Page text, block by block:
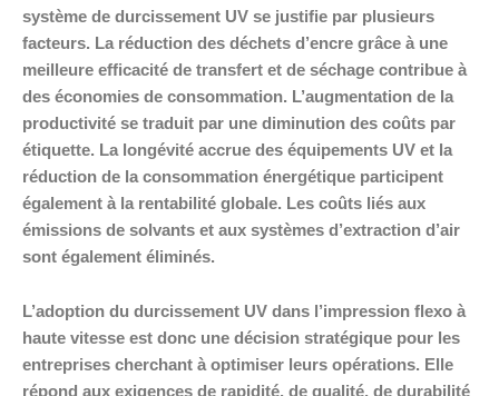
système de durcissement UV se justifie par plusieurs
facteurs. La réduction des déchets d’encre grâce à une
meilleure efficacité de transfert et de séchage contribue à
des économies de consommation. L’augmentation de la
productivité se traduit par une diminution des coûts par
étiquette. La longévité accrue des équipements UV et la
réduction de la consommation énergétique participent
également à la rentabilité globale. Les coûts liés aux
émissions de solvants et aux systèmes d’extraction d’air
sont également éliminés.
L’adoption du durcissement UV dans l’impression flexo à
haute vitesse est donc une décision stratégique pour les
entreprises cherchant à optimiser leurs opérations. Elle
répond aux exigences de rapidité, de qualité, de durabilité